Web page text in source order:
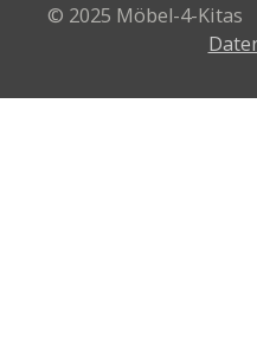
© 2025 Möbel-4-Kitas